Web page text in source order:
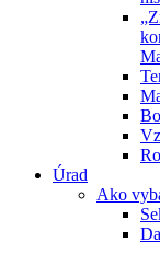
Úrad
Ako